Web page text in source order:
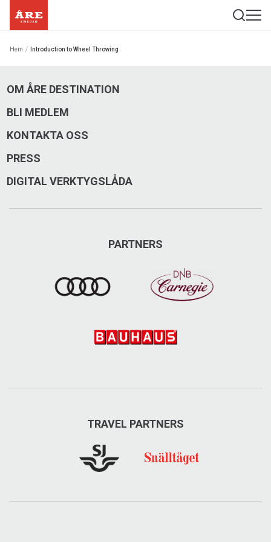
Hem / Introduction to Wheel Throwing
OM ÅRE DESTINATION
BLI MEDLEM
KONTAKTA OSS
PRESS
DIGITAL VERKTYGSLÅDA
PARTNERS
TRAVEL PARTNERS